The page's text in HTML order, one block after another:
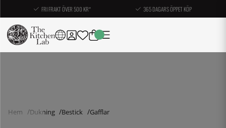
FRI FRAKT ÖVER 500 KR* 365 DAGARS ÖPPET KÖP
Hem Dukning Bestick Gafflar